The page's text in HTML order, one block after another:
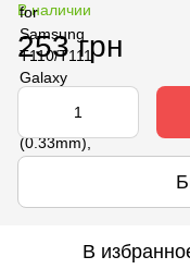
В наличии
253 грн
В